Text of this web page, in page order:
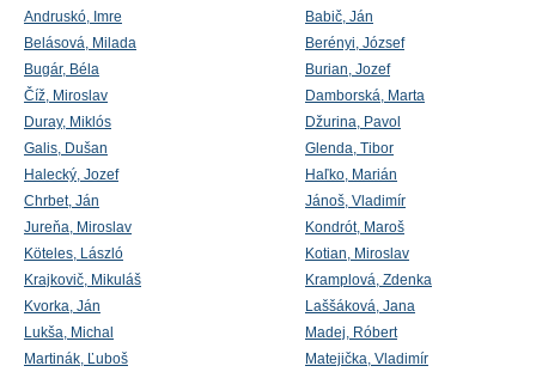
Andruskó, Imre
Babič, Ján
Belásová, Milada
Berényi, József
Bugár, Béla
Burian, Jozef
Číž, Miroslav
Damborská, Marta
Duray, Miklós
Džurina, Pavol
Galis, Dušan
Glenda, Tibor
Halecký, Jozef
Haľko, Marián
Chrbet, Ján
Jánoš, Vladimír
Jureňa, Miroslav
Kondrót, Maroš
Köteles, László
Kotian, Miroslav
Krajkovič, Mikuláš
Kramplová, Zdenka
Kvorka, Ján
Laššáková, Jana
Lukša, Michal
Madej, Róbert
Martinák, Ľuboš
Matejička, Vladimír